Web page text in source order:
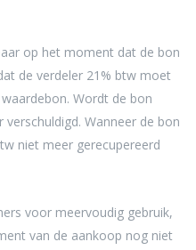
op het moment dat de bon
de verdeler 21% btw moet
Wordt de bon
Wanneer de bon
niet meer gerecupereerd
voor meervoudig gebruik,
van de aankoop nog niet